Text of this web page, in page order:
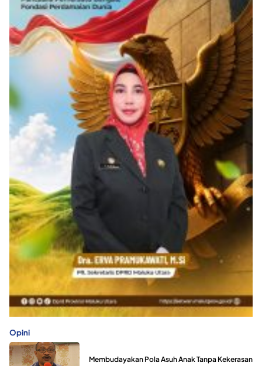
Opini
Membudayakan Pola Asuh Anak Tanpa Kekerasan